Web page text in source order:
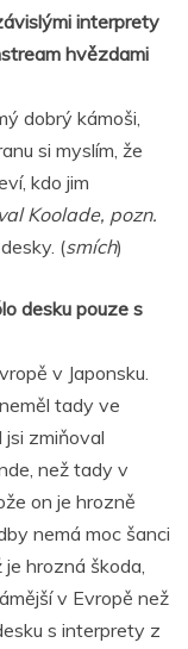
interprety
hvězdami
dobrý kámoši,
si myslím, že
kdo jim
Koolade, pozn.
(smích)
desku pouze s
v Japonsku.
tady ve
zmiňoval
než tady v
on je hrozně
nemá moc šanci
hrozná škoda,
v Evropě než
s interprety z